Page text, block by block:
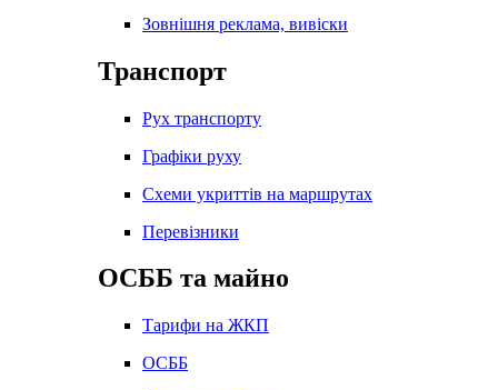
Зовнішня реклама, вивіски
Транспорт
Рух транспорту
Графіки руху
Схеми укриттів на маршрутах
Перевізники
ОСББ та майно
Тарифи на ЖКП
ОСББ